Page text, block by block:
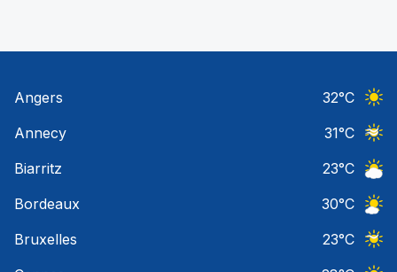
Angers 32°C
Annecy
31°C
Biarritz
23°C
Bordeaux
30°C
Bruxelles
23°C